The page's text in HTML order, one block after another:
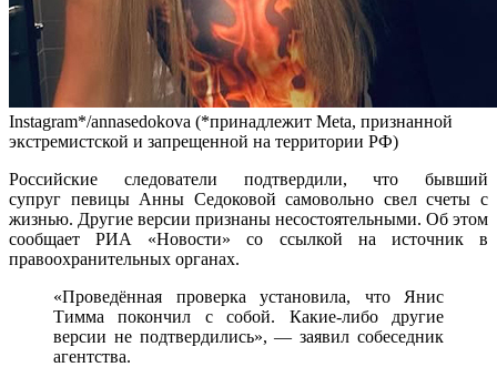
Instagram*/annasedokova (*принадлежит Meta, признанной
экстремистской и запрещенной на территории РФ)
Российские следователи подтвердили, что бывший
супруг певицы Анны Седоковой самовольно свел счеты с
жизнью. Другие версии признаны несостоятельными. Об этом
сообщает РИА «Новости» со ссылкой на источник в
правоохранительных органах.
«Проведённая проверка установила, что Янис
Тимма покончил с собой. Какие-либо другие
версии не подтвердились», — заявил собеседник
агентства.